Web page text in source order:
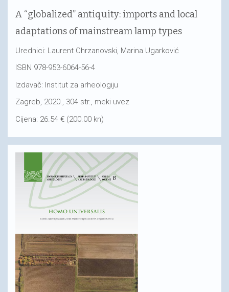
A “globalized” antiquity: imports and local
adaptations of mainstream lamp types
Urednici: Laurent Chrzanovski, Marina Ugarković
ISBN 978-953-6064-56-4
Izdavač: Institut za arheologiju
Zagreb, 2020., 304 str., meki uvez
Cijena: 26.54 € (200.00 kn)